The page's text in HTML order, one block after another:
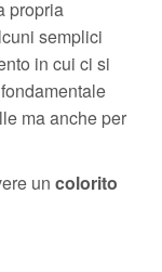
propria
semplici
in cui ci si
ma anche per
un colorito